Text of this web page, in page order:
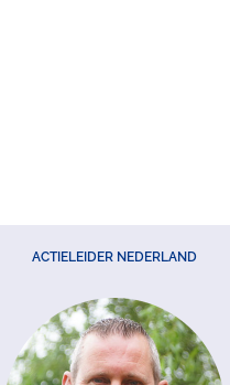
ACTIELEIDER NEDERLAND